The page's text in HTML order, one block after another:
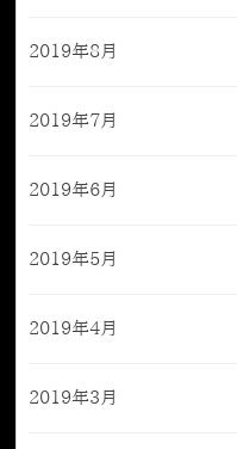
2019年8月
2019年7月
2019年6月
2019年5月
2019年4月
2019年3月